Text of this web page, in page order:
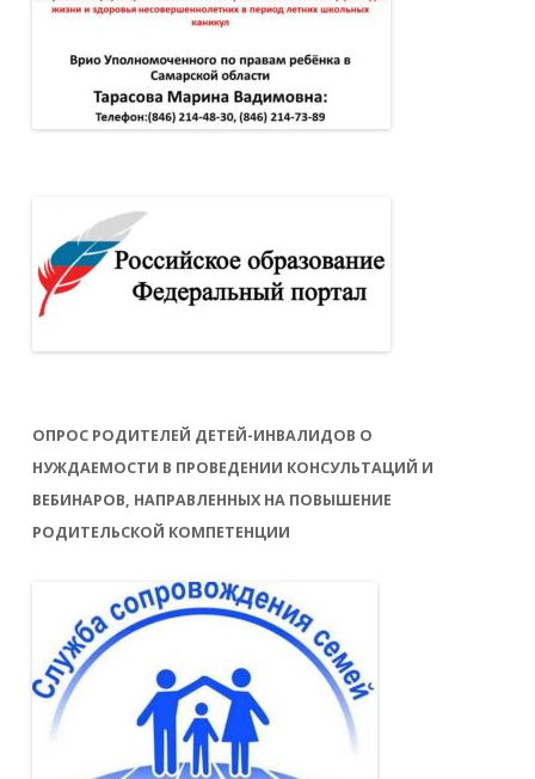
ОПРОС РОДИТЕЛЕЙ ДЕТЕЙ-ИНВАЛИДОВ О
НУЖДАЕМОСТИ В ПРОВЕДЕНИИ КОНСУЛЬТАЦИЙ И
ВЕБИНАРОВ, НАПРАВЛЕННЫХ НА ПОВЫШЕНИЕ
РОДИТЕЛЬСКОЙ КОМПЕТЕНЦИИ